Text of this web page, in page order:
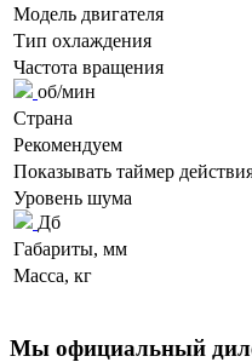
Модель двигателя
Тип охлаждения
Частота вращения
об/мин
Страна
Рекомендуем
Показывать таймер
Уровень шума
Дб
Габариты, мм
Масса, кг
Мы официальный